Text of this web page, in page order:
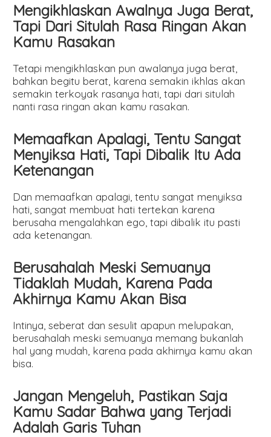
Mengikhlaskan Awalnya Juga Berat,
Tapi Dari Situlah Rasa Ringan Akan
Kamu Rasakan
Tetapi mengikhlaskan pun awalanya juga berat,
bahkan begitu berat, karena semakin ikhlas akan
semakin terkoyak rasanya hati, tapi dari situlah
nanti rasa ringan akan kamu rasakan.
Memaafkan Apalagi, Tentu Sangat
Menyiksa Hati, Tapi Dibalik Itu Ada
Ketenangan
Dan memaafkan apalagi, tentu sangat menyiksa
hati, sangat membuat hati tertekan karena
berusaha mengalahkan ego, tapi dibalik itu pasti
ada ketenangan.
Berusahalah Meski Semuanya
Tidaklah Mudah, Karena Pada
Akhirnya Kamu Akan Bisa
Intinya, seberat dan sesulit apapun melupakan,
berusahalah meski semuanya memang bukanlah
hal yang mudah, karena pada akhirnya kamu akan
bisa.
Jangan Mengeluh, Pastikan Saja
Kamu Sadar Bahwa yang Terjadi
Adalah Garis Tuhan